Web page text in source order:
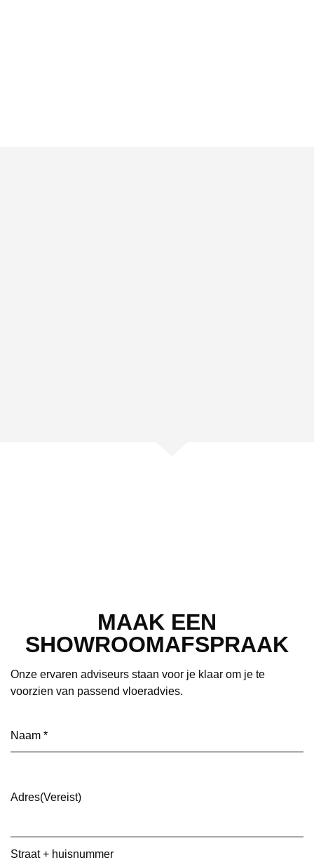
MAAK EEN
SHOWROOMAFSPRAAK
Onze ervaren adviseurs staan voor je klaar om je te
voorzien van passend vloeradvies.
Naam (Vereist)
Adres(Vereist)
Straat + huisnummer